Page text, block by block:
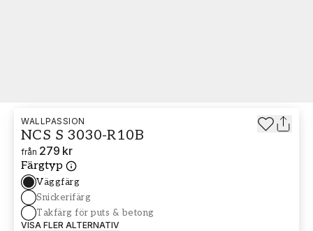
WALLPASSION
NCS S 3030-R10B
från 279 kr
Färgtyp
Väggfärg
Snickerifärg
Takfärg för puts & betong
VISA FLER ALTERNATIV